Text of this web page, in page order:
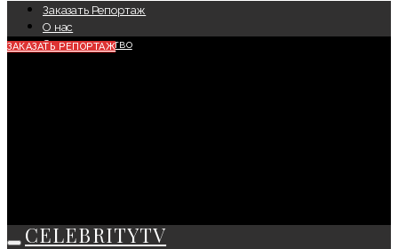
Заказать Репортаж
О нас
Сотрудничество
ЗАКАЗАТЬ РЕПОРТАЖ
CELEBRITYTV